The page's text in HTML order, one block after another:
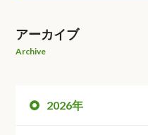
アーカイブ
Archive
2026年